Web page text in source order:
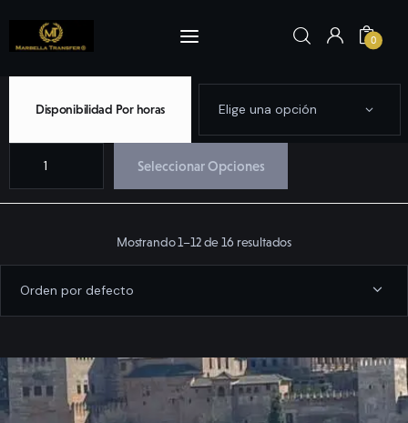
0
Marbella
Nosotros
Flota
Yates
Disponibilidad Por horas
Seleccionar Opciones
Mostrando 1–12 de 16 resultados